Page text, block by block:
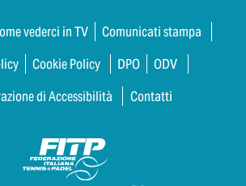
vederci in TV
Comunicati stampa
Cookie Policy DPO
ODV
di Accessibilità
Contatti